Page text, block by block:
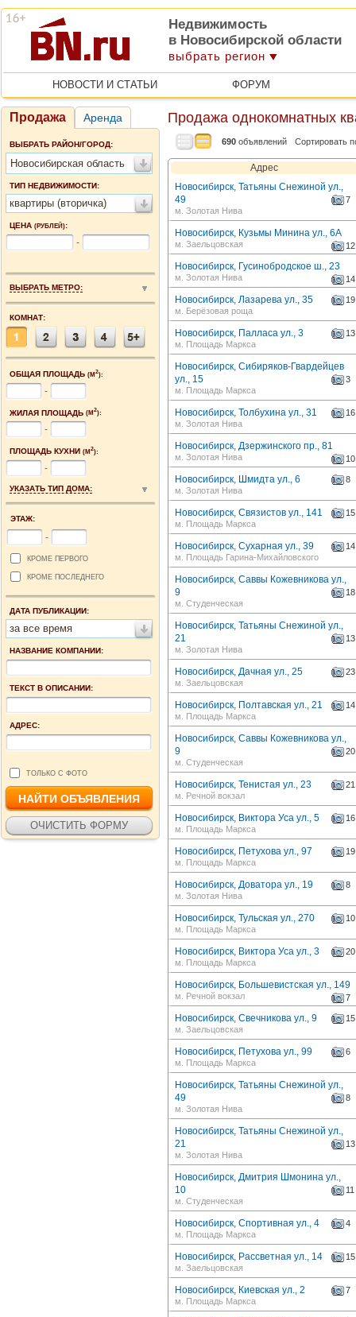
Недвижимость
в Новосибирской области
выбрать регион
НОВОСТИ И СТАТЬИ ФОРУМ
Продажа Аренда
ВЫБРАТЬ РАЙОН/ГОРОД:
Новосибирская область
ТИП НЕДВИЖИМОСТИ:
квартиры (вторичка)
ЦЕНА (РУБЛЕЙ):
-
ВЫБРАТЬ МЕТРО:
КОМНАТ:
ОБЩАЯ ПЛОЩАДЬ (М2):
-
ЖИЛАЯ ПЛОЩАДЬ (М2):
-
ПЛОЩАДЬ КУХНИ (М2):
-
УКАЗАТЬ ТИП ДОМА:
ЭТАЖ:
-
КРОМЕ ПЕРВОГО
КРОМЕ ПОСЛЕДНЕГО
ДАТА ПУБЛИКАЦИИ:
за все время
НАЗВАНИЕ КОМПАНИИ:
ТЕКСТ В ОПИСАНИИ:
АДРЕС:
ТОЛЬКО С ФОТО
Продажа однокомнатных
690 объявлений Сортировать
Адрес
Новосибирск, Татьяны Снежиной ул.,
49
7
м. Золотая Нива
Новосибирск, Кузьмы Минина ул., 6А
12
м. Заельцовская
Новосибирск, Гусинобродское ш., 23
14
м. Золотая Нива
Новосибирск, Лазарева ул., 35
19
м. Берёзовая роща
Новосибирск, Палласа ул., 3
13
м. Площадь Маркса
Новосибирск, Сибиряков-Гвардейцев
ул., 15
3
м. Площадь Маркса
Новосибирск, Толбухина ул., 31
16
м. Золотая Нива
Новосибирск, Дзержинского пр., 81
10
м. Золотая Нива
Новосибирск, Шмидта ул., 6
8
м. Золотая Нива
Новосибирск, Связистов ул., 141
15
м. Площадь Маркса
Новосибирск, Сухарная ул., 39
14
м. Площадь Гарина-Михайловского
Новосибирск, Саввы Кожевникова ул.,
9
18
м. Студенческая
Новосибирск, Татьяны Снежиной ул.,
21
13
м. Золотая Нива
Новосибирск, Дачная ул., 25
23
м. Заельцовская
Новосибирск, Полтавская ул., 21
14
м. Площадь Маркса
Новосибирск, Саввы Кожевникова ул.,
9
20
м. Студенческая
Новосибирск, Тенистая ул., 23
21
м. Речной вокзал
Новосибирск, Виктора Уса ул., 5
16
м. Площадь Маркса
Новосибирск, Петухова ул., 97
19
м. Площадь Маркса
Новосибирск, Доватора ул., 19
8
м. Золотая Нива
Новосибирск, Тульская ул., 270
10
м. Площадь Маркса
Новосибирск, Виктора Уса ул., 3
20
м. Площадь Маркса
Новосибирск, Большевистская ул., 149
7
м. Речной вокзал
Новосибирск, Свечникова ул., 9
15
м. Заельцовская
Новосибирск, Петухова ул., 99
6
м. Площадь Маркса
Новосибирск, Татьяны Снежиной ул.,
49
8
м. Золотая Нива
Новосибирск, Татьяны Снежиной ул.,
21
13
м. Золотая Нива
Новосибирск, Дмитрия Шмонина ул.,
10
11
м. Студенческая
Новосибирск, Спортивная ул., 4
4
м. Площадь Маркса
Новосибирск, Рассветная ул., 14
15
м. Заельцовская
Новосибирск, Киевская ул., 2
7
м. Площадь Маркса